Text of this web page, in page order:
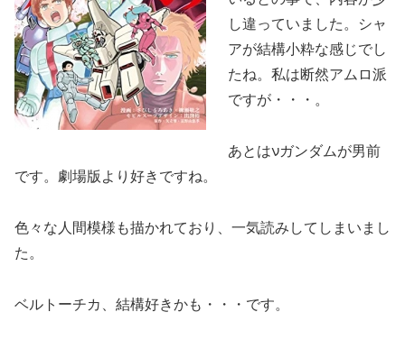
し違っていました。シャ
アが結構小粋な感じでし
たね。私は断然アムロ派
ですが・・・。
あとはνガンダムが男前
です。劇場版より好きですね。
色々な人間模様も描かれており、一気読みしてしまいまし
た。
ベルトーチカ、結構好きかも・・・です。